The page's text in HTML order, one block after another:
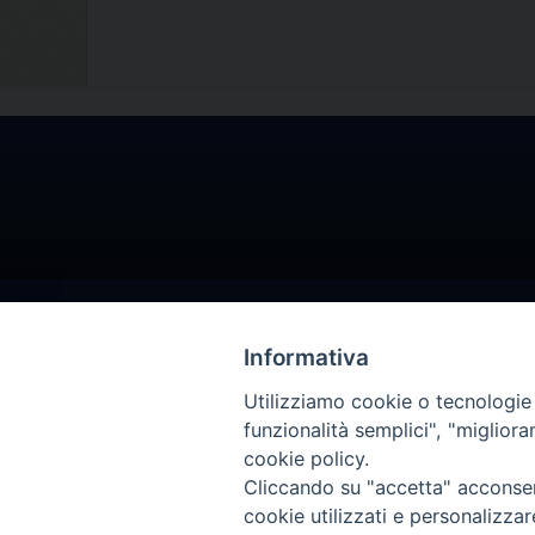
Informativa
Utilizziamo cookie o
funzionalità semplici",
cookie policy.
Cliccando su "accetta"
cookie utilizzati e